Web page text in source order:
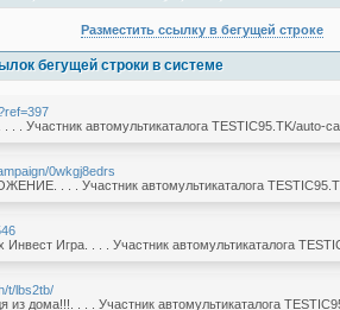
Разместить ссылку в бегущей строке
бегущей строки в системе
автомультикаталога TESTIC95.TK/auto-
0wkgj8edrs
. . . Участник автомультикаталога
Инвест Игра. . . . Участник автомультикаталога
t/lbs2tb/
из дома!!!. . . . Участник автомультикаталога